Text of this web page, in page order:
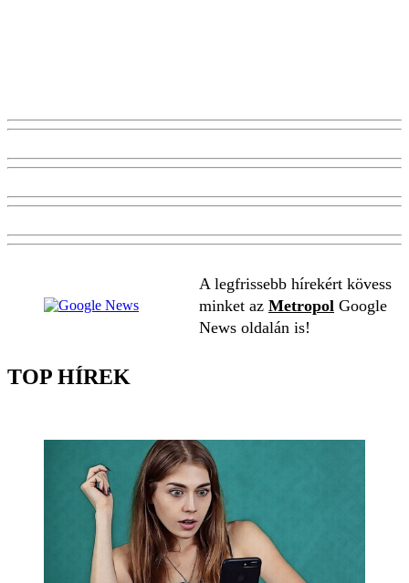
A legfrissebb hírekért kövess
minket az Metropol Google
News oldalán is!
TOP HÍREK